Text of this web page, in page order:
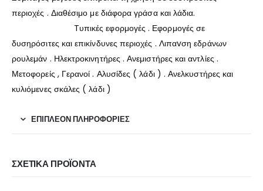
περιοχές . Διαθέσιμο με διάφορα γράσα και λάδια.
Tυπικές εφορμογές . Εφορμογές σε
δυσηρόσιτες και επικίνδυνες περιοχές . Λιπαvση εδράνων
ρουλεμάν . Ηλεκτροκινητήρες . Ανεμιστήρες και αντλίες .
Μετοφορείς , Γερανοί . Αλυσίδες ( λάδι ) . Ανελκυστήρες και
κυλιόμενες σκάλες ( λάδι )
ΕΠΙΠΛΈΟΝ ΠΛΗΡΟΦΟΡΊΕΣ
ΣΧΕΤΙΚΆ ΠΡΟΪΌΝΤΑ